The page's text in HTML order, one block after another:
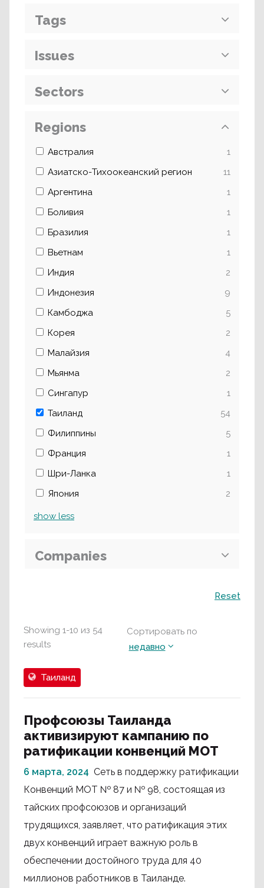
Showing 1-10 из 54
results
Сортировать по
недавно
Таиланд
Профсоюзы Таиланда
активизируют кампанию по
ратификации конвенций МОТ
6 марта, 2024 Сеть в поддержку ратификации
Конвенций МОТ № 87 и № 98, состоящая из
тайских профсоюзов и организаций
трудящихся, заявляет, что ратификация этих
двух конвенций играет важную роль в
обеспечении достойного труда для 40
миллионов работников в Таиланде.
Tags
Issues
Sectors
Regions
Австралия
1
Азиатско-Тихоокеанский регион
11
Аргентина
1
Боливия
1
Бразилия
1
Вьетнам
1
Индия
2
Индонезия
9
Камбоджа
5
Корея
2
Малайзия
4
Мьянма
2
Сингапур
1
Таиланд
54
Филиппины
5
Франция
1
Шри-Ланка
1
Япония
2
show less
Companies
Reset